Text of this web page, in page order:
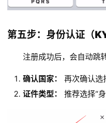
圈
新
第五步：身份认证（
注册成功后，会自动跳
确认国家：
再次确认选
证件类型：
推荐选择“